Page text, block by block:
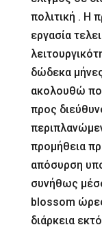
πολιτική . Η
εργασία
δώδεκα
ακολουθώ
προς
προμήθεια
απόσυρση
συνήθως
blossom
διάρκεια